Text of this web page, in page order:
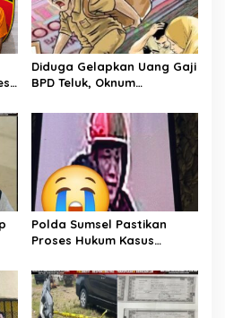
Diduga Gelapkan Uang Gaji
BPD Teluk, Oknum
Ke Polisi
Polda Sumsel Pastikan
Proses Hukum Kasus
Berjalan hingga
Persidangan